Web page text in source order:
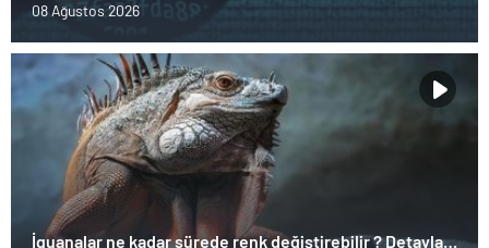
08 Ağustos 2026
İguanalar ne kadar sürede renk değiştirebilir ? Detaylar